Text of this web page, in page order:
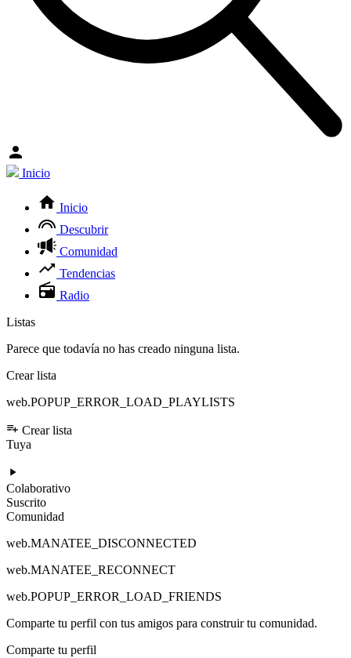
Inicio
Inicio
Descubrir
Comunidad
Tendencias
Radio
Listas
Parece que todavía no has creado ninguna lista.
Crear lista
web.POPUP_ERROR_LOAD_PLAYLISTS
Crear lista
Tuya
Colaborativo
Suscrito
Comunidad
web.MANATEE_DISCONNECTED
web.MANATEE_RECONNECT
web.POPUP_ERROR_LOAD_FRIENDS
Comparte tu perfil con tus amigos para construir tu comunidad.
Comparte tu perfil